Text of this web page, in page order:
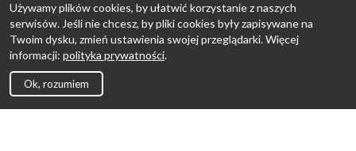
Używamy plików cookies, by ułatwić korzystanie z naszych
serwisów. Jeśli nie chcesz, by pliki cookies były zapisywane na
Twoim dysku, zmień ustawienia swojej przeglądarki. Więcej
informacji: polityka prywatności.
Ok, rozumiem